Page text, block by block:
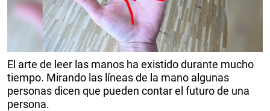
El arte de leer las manos ha existido durante mucho
tiempo. Mirando las líneas de la mano algunas
personas dicen que pueden contar el futuro de una
persona.